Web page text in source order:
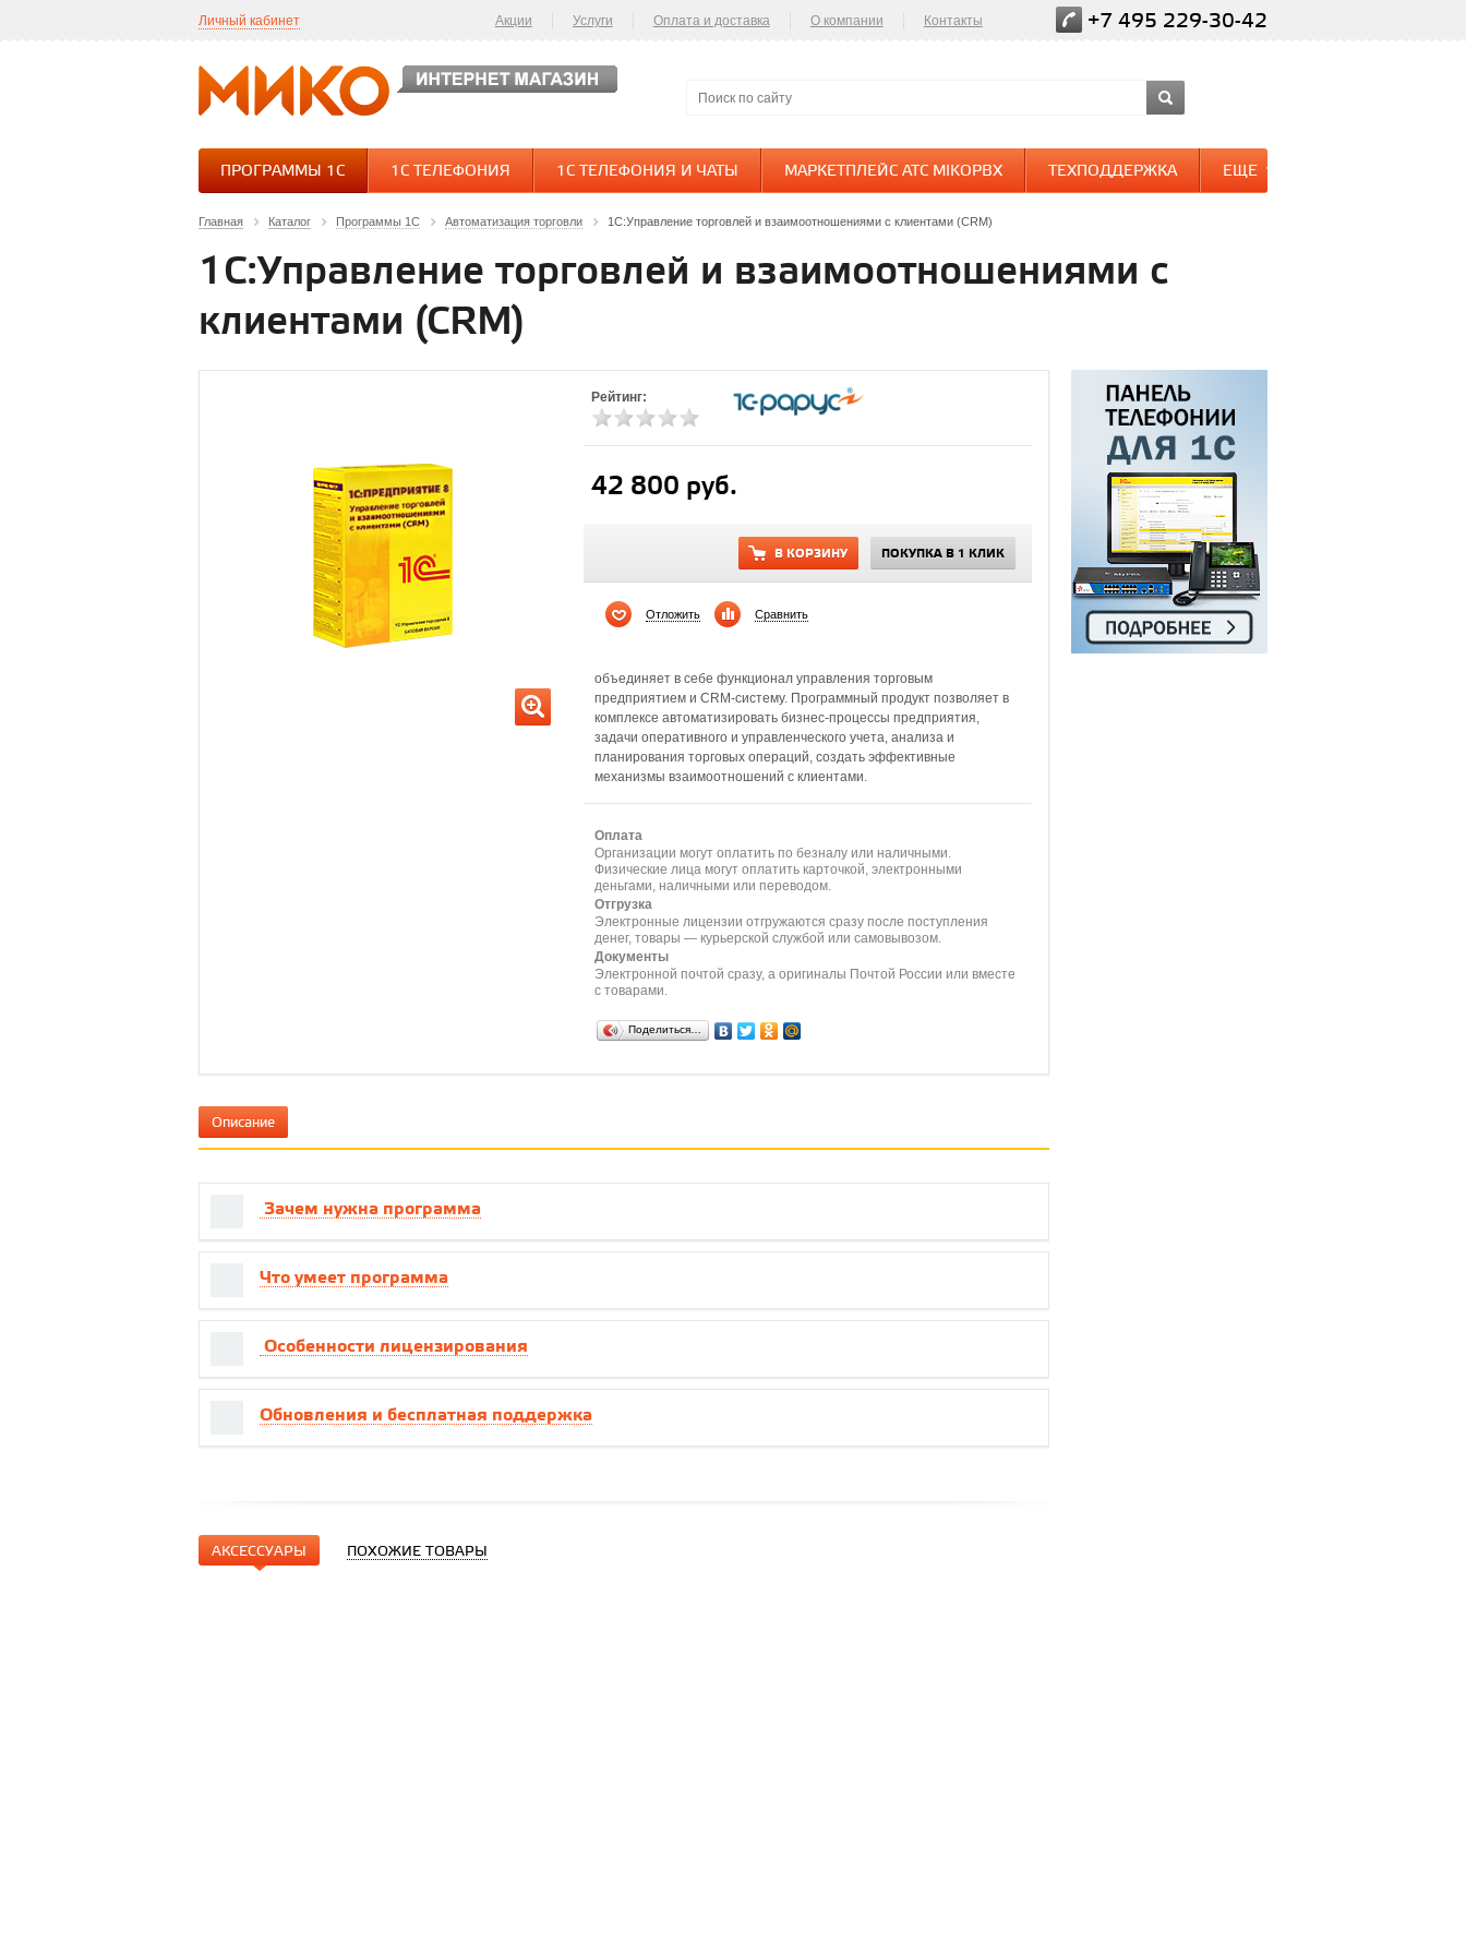
Личный кабинет Акции Услуги Оплата и доставка О компании Контакты +7 495 229-30-42
ПРОГРАММЫ 1С 1С ТЕЛЕФОНИЯ 1С ТЕЛЕФОНИЯ И ЧАТЫ МАРКЕТПЛЕЙС АТС MIKOPBX ТЕХПОДДЕРЖКА ЕЩЕ
Главная Каталог Программы 1С Автоматизация торговли 1C:Управление торговлей и взаимоотношениями с клиентами (CRM)
1C:Управление торговлей и взаимоотношениями с
клиентами (CRM)
Рейтинг:
42 800 руб.
В КОРЗИНУ ПОКУПКА В 1 КЛИК
Отложить Сравнить
объединяет в себе функционал управления торговым
предприятием и CRM-систему. Программный продукт позволяет в
комплексе автоматизировать бизнес-процессы предприятия,
задачи оперативного и управленческого учета, анализа и
планирования торговых операций, создать эффективные
механизмы взаимоотношений с клиентами.
Оплата
Организации могут оплатить по безналу или наличными.
Физические лица могут оплатить карточкой, электронными
деньгами, наличными или переводом.
Отгрузка
Электронные лицензии отгружаются сразу после поступления
денег, товары — курьерской службой или самовывозом.
Документы
Электронной почтой сразу, а оригиналы Почтой России или вместе
с товарами.
Поделиться…
Описание
Зачем нужна программа
Что умеет программа
Особенности лицензирования
Обновления и бесплатная поддержка
АКСЕССУАРЫ ПОХОЖИЕ ТОВАРЫ